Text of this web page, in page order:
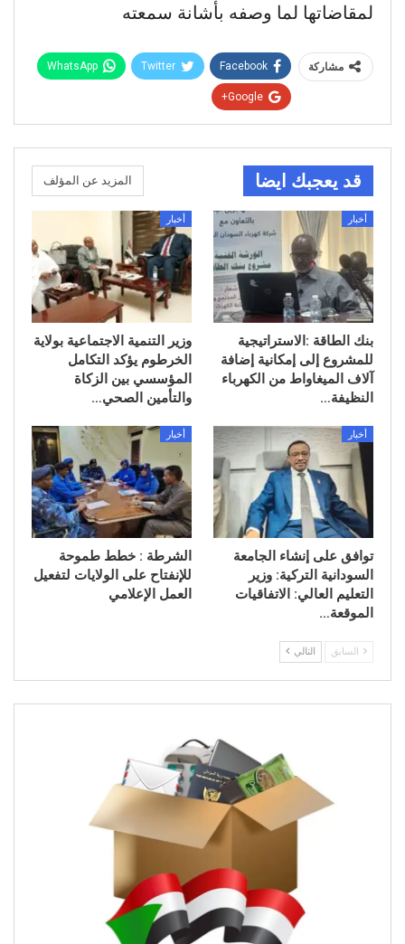
لمقاضاتها لما وصفه بأشانة سمعته
مشاركة Facebook
Twitter
WhatsApp
Google+
قد يعجبك ايضا المزيد عن المؤلف
أخبار
بنك الطاقة :الاستراتيجية
للمشروع إلى إمكانية إضافة
آلاف الميغاواط من الكهرباء
النظيفة…
أخبار
وزير التنمية الاجتماعية بولاية
الخرطوم يؤكد التكامل
المؤسسي بين الزكاة
والتأمين الصحي…
أخبار
توافق على إنشاء الجامعة
السودانية التركية: وزير
التعليم العالي: الاتفاقيات
الموقعة…
أخبار
الشرطة : خطط طموحة
للإنفتاح على الولايات لتفعيل
العمل الإعلامي
السابق التالي